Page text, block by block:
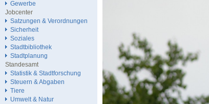
Gewerbe
Jobcenter
Satzungen & Verordnungen
Sicherheit
Soziales
Stadtbibliothek
Stadtplanung
Standesamt
Statistik & Stadtforschung
Steuern & Abgaben
Tiere
Umwelt & Natur